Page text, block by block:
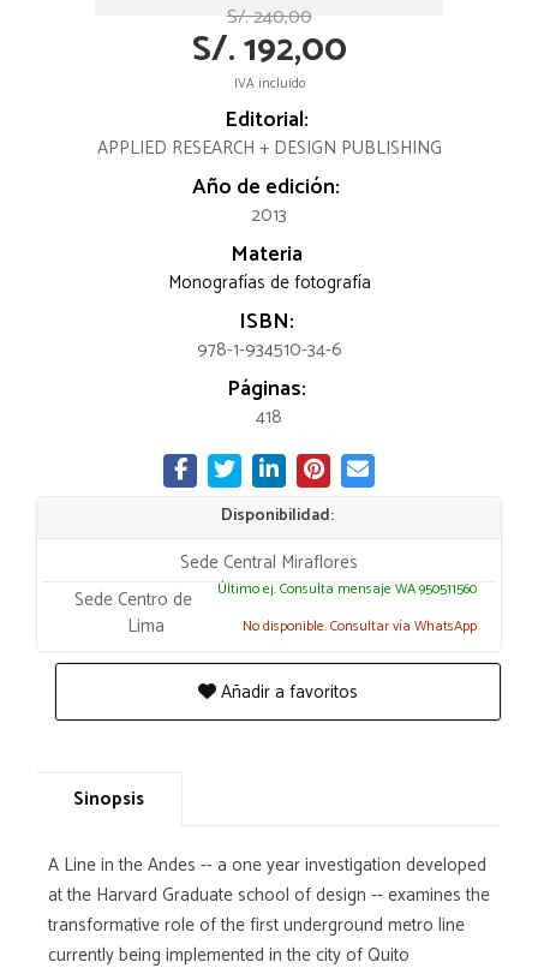
S/. 240,00
S/. 192,00
IVA incluido
Editorial:
APPLIED RESEARCH + DESIGN PUBLISHING
Año de edición:
2013
Materia
Monografías de fotografía
ISBN:
978-1-934510-34-6
Páginas:
418
Disponibilidad:
Sede Central Miraflores
Último ej. Consulta mensaje WA 950511560
Sede Centro de
Lima
No disponible. Consultar vía WhatsApp
Añadir a favoritos
Sinopsis
A Line in the Andes -- a one year investigation developed
at the Harvard Graduate school of design -- examines the
transformative role of the first underground metro line
currently being implemented in the city of Quito